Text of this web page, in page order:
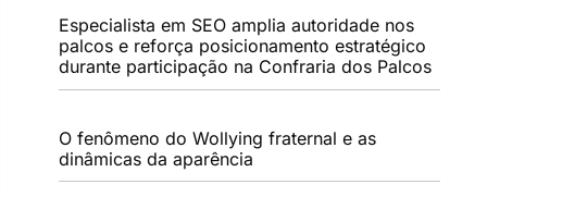
Especialista em SEO amplia autoridade nos
palcos e reforça posicionamento estratégico
durante participação na Confraria dos Palcos
O fenômeno do Wollying fraternal e as
dinâmicas da aparência